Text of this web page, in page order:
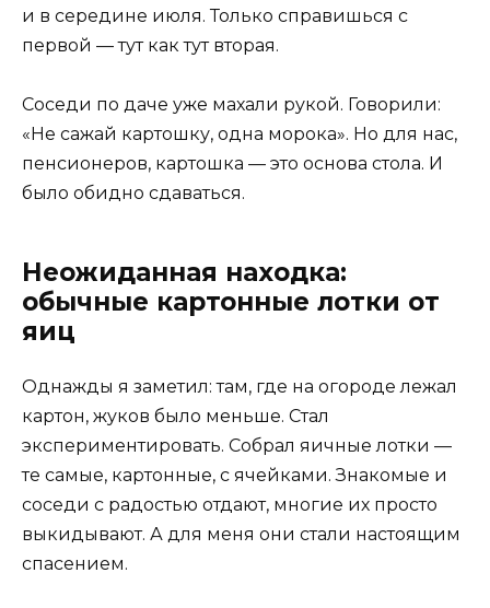
и в середине июля. Только справишься с
первой — тут как тут вторая.
Соседи по даче уже махали рукой. Говорили:
«Не сажай картошку, одна морока». Но для нас,
пенсионеров, картошка — это основа стола. И
было обидно сдаваться.
Неожиданная находка:
обычные картонные лотки от
яиц
Однажды я заметил: там, где на огороде лежал
картон, жуков было меньше. Стал
экспериментировать. Собрал яичные лотки —
те самые, картонные, с ячейками. Знакомые и
соседи с радостью отдают, многие их просто
выкидывают. А для меня они стали настоящим
спасением.